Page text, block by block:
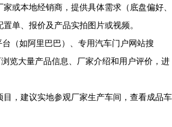
家或本地经销商，提供具体需求（底盘偏好、
单、报价及产品实拍图片或视频。
台（如阿里巴巴）、专用汽车门户网站搜
览大量产品信息、厂家介绍和用户评价，进
目，建议实地参观厂家生产车间，查看成品车